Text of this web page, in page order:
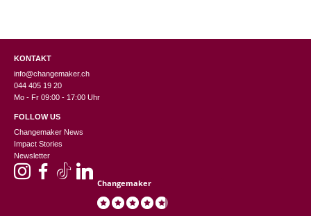
KONTAKT
info@changemaker.ch
044 405 19 20
Mo - Fr 09:00 - 17:00 Uhr
FOLLOW US
Changemaker News
Impact Stories
Newsletter
Changemaker